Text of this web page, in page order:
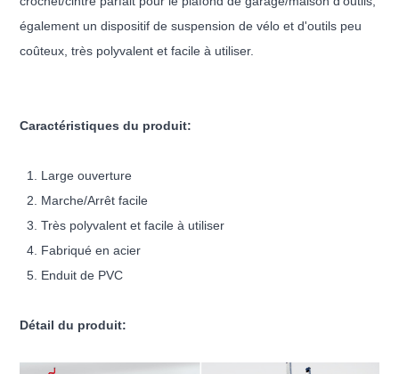
également un dispositif de suspension de vélo et d'outils peu
coûteux, très polyvalent et facile à utiliser.
Caractéristiques du produit:
1. Large ouverture
2. Marche/Arrêt facile
3. Très polyvalent et facile à utiliser
4. Fabriqué en acier
5. Enduit de PVC
Détail du produit: